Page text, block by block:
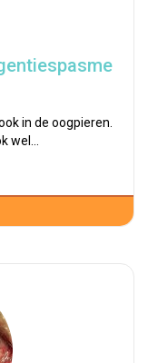
in de oogpieren.
wel…